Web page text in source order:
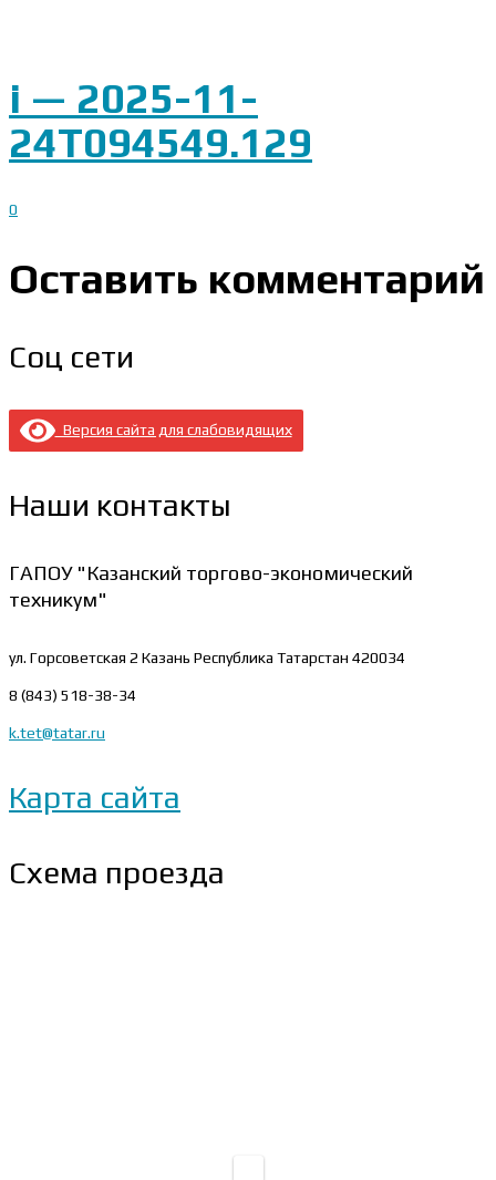
i — 2025-11-
24T094549.129
0
Оставить комментарий
Соц сети
Версия сайта для слабовидящих
Наши контакты
ГАПОУ "Казанский торгово-экономический
техникум"
ул. Горсоветская 2 Казань Республика Татарстан 420034
8 (843) 518-38-34
k.tet@tatar.ru
Карта сайта
Схема проезда